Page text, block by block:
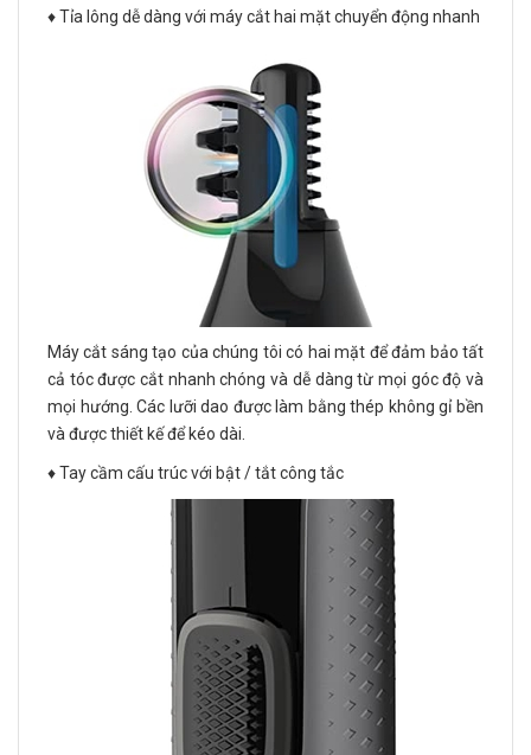
♦️ Tỉa lông dễ dàng với máy cắt hai mặt chuyển động nhanh
Máy cắt sáng tạo của chúng tôi có hai mặt để đảm bảo tất
cả tóc được cắt nhanh chóng và dễ dàng từ mọi góc độ và
mọi hướng. Các lưỡi dao được làm bằng thép không gỉ bền
và được thiết kế để kéo dài.
♦️ Tay cầm cấu trúc với bật / tắt công tắc